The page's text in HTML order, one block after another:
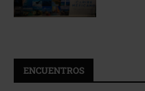
ENCUENTROS